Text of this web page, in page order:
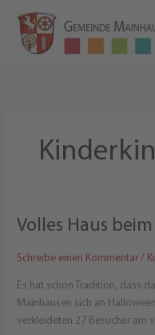
Inhalt
springen
Volles Haus
Schreibe einen Kommentar /
Es hat schon Tradition, dass
Mainhausen sich an
verkleideten 27 Besucher am